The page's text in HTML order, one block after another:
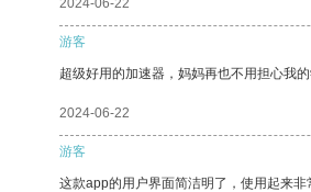
2024-06-22
游客
超级好用的加速器，妈妈再也不用担心我的
2024-06-22
游客
这款app的用户界面简洁明了，使用起来